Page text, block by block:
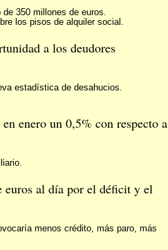
350 millones de euros.
los pisos de alquiler social.
a los deudores
estadística de desahucios.
enero un 0,5% con respecto a
euros al día por el déficit y el
menos crédito, más paro, más